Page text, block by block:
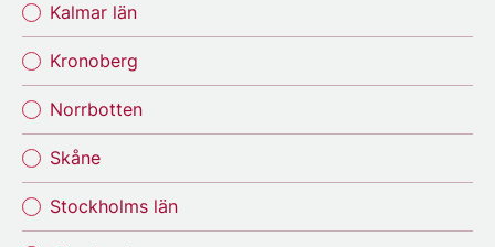
Kalmar län
Kronoberg
Norrbotten
Skåne
Stockholms län